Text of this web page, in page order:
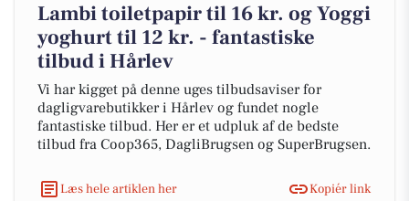
Lambi toiletpapir til 16 kr. og Yoggi
yoghurt til 12 kr. - fantastiske
tilbud i Hårlev
Vi har kigget på denne uges tilbudsaviser for
dagligvarebutikker i Hårlev og fundet nogle
fantastiske tilbud. Her er et udpluk af de bedste
tilbud fra Coop365, DagliBrugsen og SuperBrugsen.
Læs hele artiklen her Kopiér link